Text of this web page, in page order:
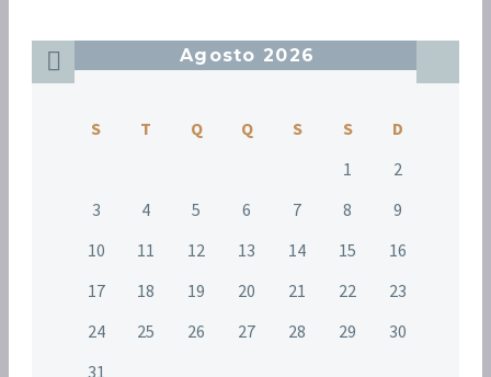
Agosto 2026
S T Q Q S S
D
1
2
3
4 5 6 7 8
9
10
11 12 13 14 15
16
17
18 19 20 21 22
23
24
25 26 27 28 29
30
31